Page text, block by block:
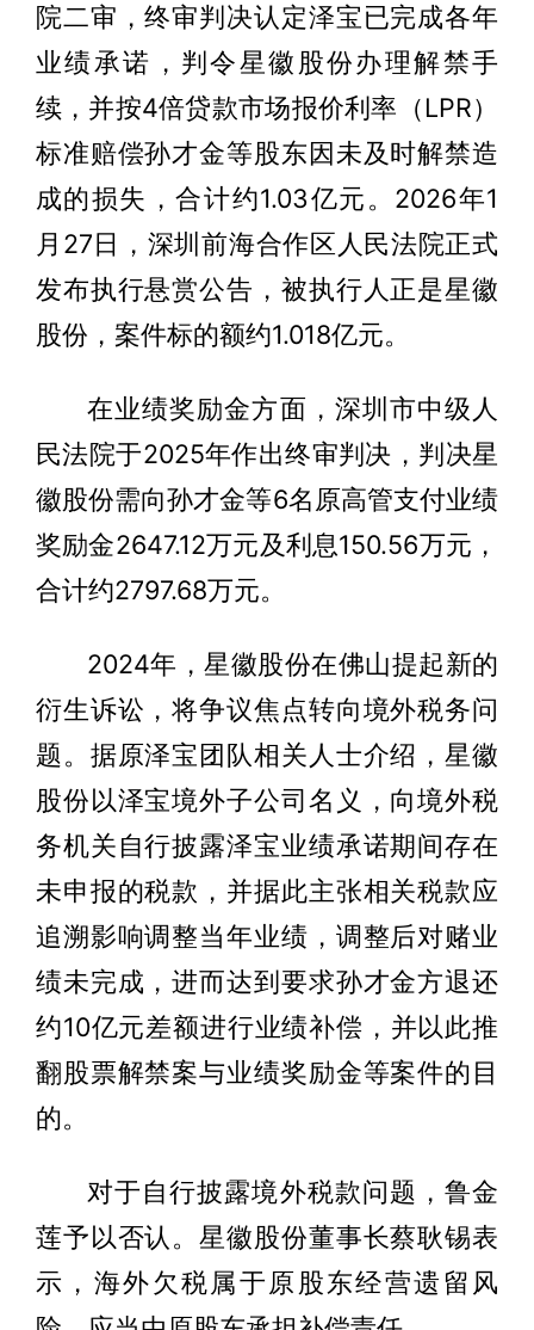
院二审，终审判决认定泽宝已完成各年
业绩承诺，判令星徽股份办理解禁手
续，并按4倍贷款市场报价利率（LPR）
标准赔偿孙才金等股东因未及时解禁造
成的损失，合计约1.03亿元。2026年1
月27日，深圳前海合作区人民法院正式
发布执行悬赏公告，被执行人正是星徽
股份，案件标的额约1.018亿元。
在业绩奖励金方面，深圳市中级人
民法院于2025年作出终审判决，判决星
徽股份需向孙才金等6名原高管支付业绩
奖励金2647.12万元及利息150.56万元，
合计约2797.68万元。
2024年，星徽股份在佛山提起新的
衍生诉讼，将争议焦点转向境外税务问
题。据原泽宝团队相关人士介绍，星徽
股份以泽宝境外子公司名义，向境外税
务机关自行披露泽宝业绩承诺期间存在
未申报的税款，并据此主张相关税款应
追溯影响调整当年业绩，调整后对赌业
绩未完成，进而达到要求孙才金方退还
约10亿元差额进行业绩补偿，并以此推
翻股票解禁案与业绩奖励金等案件的目
的。
对于自行披露境外税款问题，鲁金
莲予以否认。星徽股份董事长蔡耿锡表
示，海外欠税属于原股东经营遗留风